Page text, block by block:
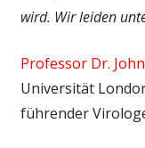
wird. Wir leiden
Professor Dr.
Universität
führender